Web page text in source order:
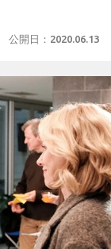
公開日： 2020.06.13